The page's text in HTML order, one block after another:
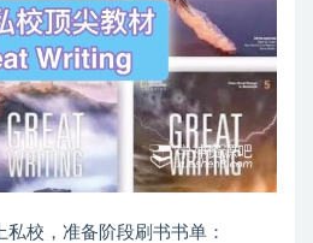
校，准备阶段刷书书单：